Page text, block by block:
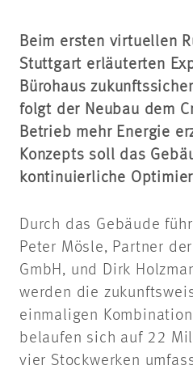
Beim ersten virtuellen
Stuttgart erläuterten
Bürohaus
folgt der Neubau dem
Betrieb mehr Energie
Konzepts soll das
kontinuierliche
Durch das Gebäude
Peter Mösle, Partner
GmbH, und Dirk
werden die
einmaligen
belaufen sich auf 22
vier Stockwerken